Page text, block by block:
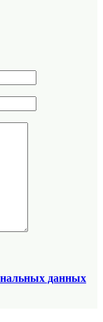
данных